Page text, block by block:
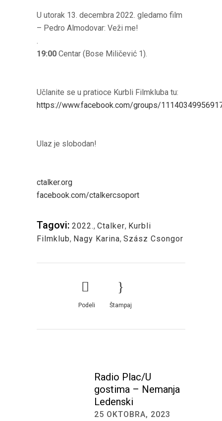
U utorak 13. decembra 2022. gledamo film
– Pedro Almodovar: Veži me!
.
19:00 Centar (Bose Miličević 1).
Učlanite se u pratioce Kurbli Filmkluba tu:
https://www.facebook.com/groups/
Ulaz je slobodan!
ctalker.org
facebook.com/ctalkercsoport
Tagovi: 2022., Ctalker, Kurbli
Filmklub, Nagy Karina, Szász Csongor
Podeli Štampaj
Radio Plac/U
gostima – Nemanja
Ledenski
25 OKTOBRA, 2023